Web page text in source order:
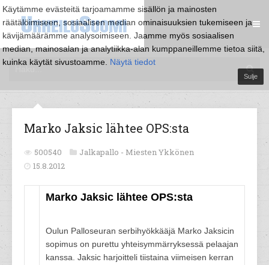
Käytämme evästeitä tarjoamamme sisällön ja mainosten
räätälöimiseen, sosiaalisen median ominaisuuksien tukemiseen ja
kävijämäärämme analysoimiseen. Jaamme myös sosiaalisen
median, mainosalan ja analytiikka-alan kumppaneillemme tietoa siitä,
kuinka käytät sivustoamme. Näytä tiedot
Sulje
Marko Jaksic lähtee OPS:sta
500540 Jalkapallo - Miesten Ykkönen
15.8.2012
Marko Jaksic lähtee OPS:sta
Oulun Palloseuran serbihyökkääjä Marko Jaksicin
sopimus on purettu yhteisymmärryksessä pelaajan
kanssa. Jaksic harjoitteli tiistaina viimeisen kerran